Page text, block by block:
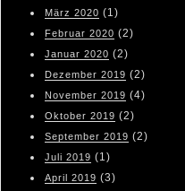
März 2020 (1)
Februar 2020 (2)
Januar 2020 (2)
Dezember 2019 (2)
November 2019 (4)
Oktober 2019 (2)
September 2019 (2)
Juli 2019 (1)
April 2019 (3)